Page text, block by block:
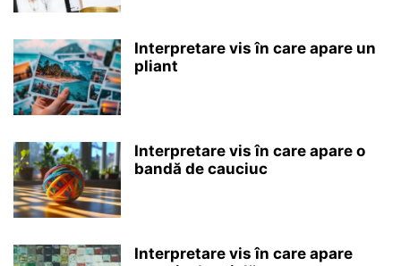
Interpretare vis în care apare un
pliant
Interpretare vis în care apare o
bandă de cauciuc
Interpretare vis în care apare